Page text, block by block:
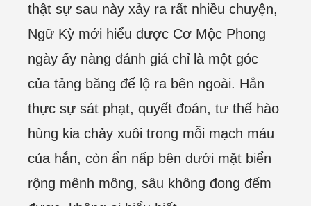
thật sự sau này xảy ra rất nhiều chuyện,
Ngữ Kỳ mới hiểu được Cơ Mộc Phong
ngày ấy nàng đánh giá chỉ là một góc
của tảng băng để lộ ra bên ngoài. Hắn
thực sự sát phạt, quyết đoán, tư thế hào
hùng kia chảy xuôi trong mỗi mạch máu
của hắn, còn ẩn nấp bên dưới mặt biển
rộng mênh mông, sâu không đong đếm